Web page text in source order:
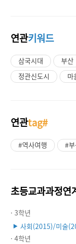
연관키워드
삼국시대 부산
정관신도시
마
연관tag#
#역사여행 #
초등교과과정연
· 3학년
▶ 사회(2015)/미술
· 4학년